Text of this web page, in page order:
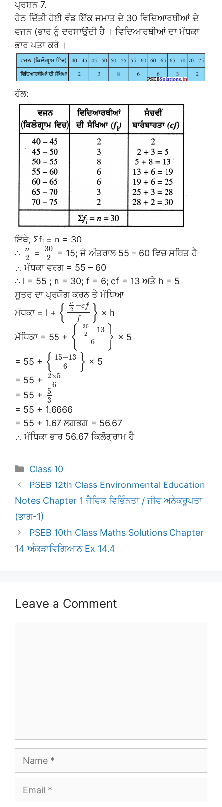
ਪ੍ਰਸ਼ਨ 7.
ਹੇਠ ਦਿੱਤੀ ਹੋਈ ਵੰਡ ਇੱਕ ਜਮਾਤ ਦੇ 30 ਵਿਦਿਆਰਥੀਆਂ ਦੇ
ਵਜਨ (ਭਾਰ ਨੂੰ ਦਰਸਾਉਂਦੀ ਹੈ । ਵਿਦਿਆਰਥੀਆਂ ਦਾ ਮੱਧਕਾ
ਭਾਰ ਪਤਾ ਕਰੋ ।
ਹੱਲ:
ਇੱਥੇ, Σfi = n = 30
∴
n
2 =
30
2
= 15; ਜੋ ਅੰਤਰਾਲ 55 – 60 ਵਿਚ ਸਥਿਤ ਹੈ
∴ ਮੱਧਕਾ ਵਰਗ = 55 – 60
∴ l = 55 ; n = 30; f = 6; cf = 13 ਅਤੇ h = 5
ਸੂਤਰ ਦਾ ਪ੍ਰਯੋਗ ਕਰਨ ਤੇ ਮੱਧਿਆ
ਮੱਧਕਾ = l + { n
2 −c f
f
} × h
ਮੱਧਿਕਾ = 55 + {
30
2
−13
6
} × 5
= 55 + { 15−13
6
} × 5
= 55 + 2×5
6
= 55 + 5
3
= 55 + 1.6666
= 55 + 1.67 ਲਗਭਗ = 56.67
∴ ਮੱਧਿਕਾ ਭਾਰ 56.67 ਕਿਲੋਗ੍ਰਾਮ ਹੈ
Categories
Class 10
PSEB 12th Class Environmental Education
Notes Chapter 1 ਜੈਵਿਕ ਵਿਭਿੰਨਤਾ / ਜੀਵ ਅਨੇਕਰੂਪਤਾ
(ਭਾਗ-1)
PSEB 10th Class Maths Solutions Chapter
14 ਅੰਕੜਾਵਿਗਿਆਨ Ex 14.4
Leave a Comment